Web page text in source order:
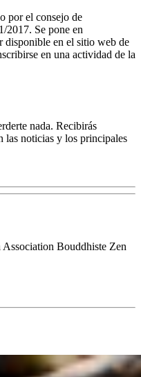
por el consejo de
2017. Se pone en
disponible en el sitio web de
en una actividad de la
nada. Recibirás
las noticias y los principales
Bouddhiste Zen